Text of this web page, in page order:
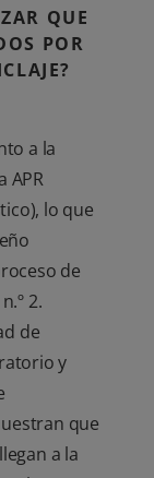
QUE
POR
a la
APR
lo que
de
2.
de
y
que
a la